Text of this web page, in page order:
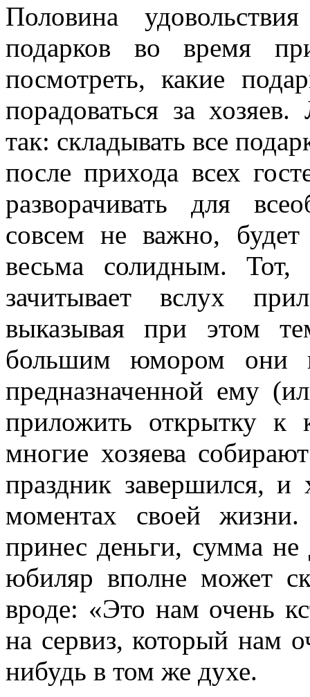
Половина
подарков во время
посмотреть, какие
порадоваться за
так: складывать все
после прихода всех
разворачивать для
совсем не важно,
весьма солидным. Тот,
зачитывает вслух
выказывая при этом
большим юмором они
предназначенной ему
приложить открытку к
многие хозяева
праздник завершился, и
моментах своей
принес деньги, сумма
юбиляр вполне может
вроде: «Это нам очень
на сервиз, который нам
нибудь в том же духе.